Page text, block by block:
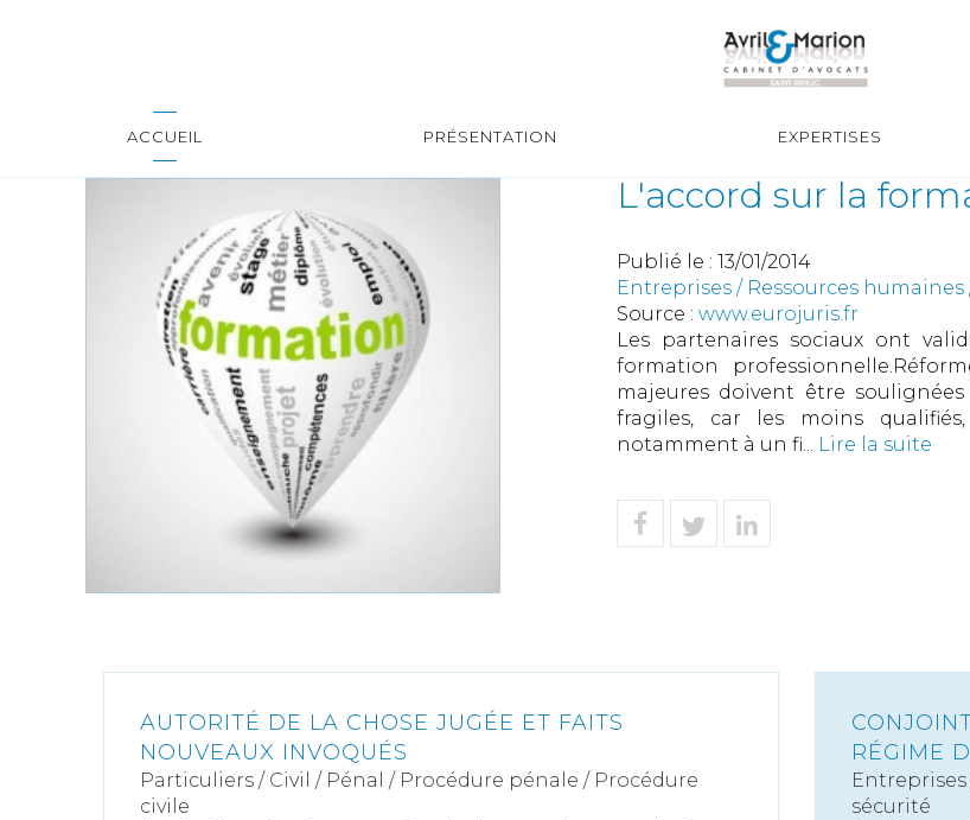
ACCUEIL PRÉSENTATION EXPERTISES
L'accord sur la
Publié le : 13/01/2014
Entreprises / Ressources humaines
Source : www.eurojuris.fr
Les partenaires sociaux ont
formation
majeures doivent être
fragiles, car les moins
notamment à un fi... Lire la suite
AUTORITÉ DE LA CHOSE JUGÉE ET FAITS
NOUVEAUX INVOQUÉS
Particuliers / Civil / Pénal / Procédure pénale / Procédure
civile
RÉGIME
Entreprises
sécurité